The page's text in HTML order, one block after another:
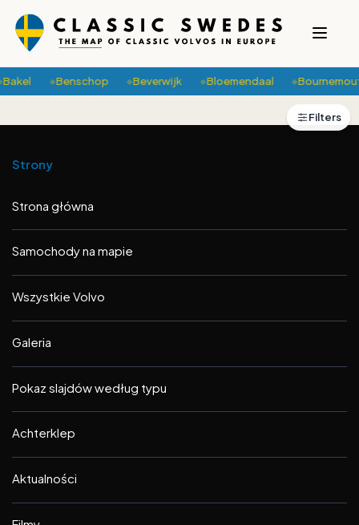
Benschop Beverwijk Bloemendaal
Filters
Strony
Strona główna
Samochody na mapie
Wszystkie Volvo
Galeria
Pokaz slajdów według typu
Achterklep
Aktualności